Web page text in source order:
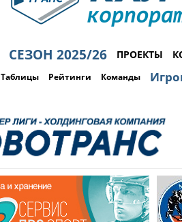
СЕЗОН 2025/26 ПРОЕКТЫ
Таблицы Рейтинги Команды